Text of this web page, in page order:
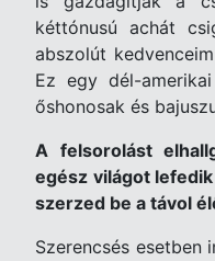
kéttónusú achát
abszolút
Ez egy dél-
őshonosak és
A felsorolást
egész világot lefedik
szerzed be a távol
Szerencsés esetben